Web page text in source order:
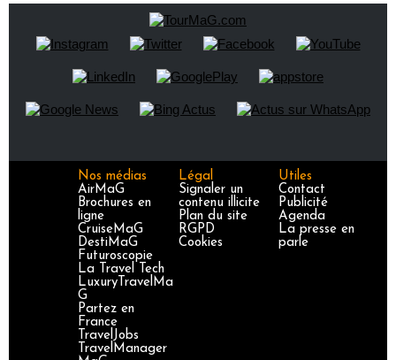
Nos médias
AirMaG
Brochures en
ligne
CruiseMaG
DestiMaG
Futuroscopie
La Travel Tech
LuxuryTravelMa
G
Partez en
France
TravelJobs
TravelManager
Légal
Signaler un
contenu illicite
Plan du site
RGPD
Cookies
Utiles
Contact
Publicité
Agenda
La presse en
parle